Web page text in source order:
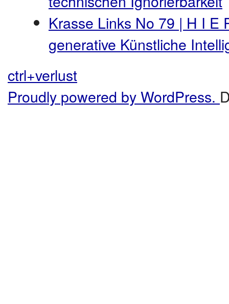
Krasse Links No 79 | H I E
generative Künstliche
ctrl+verlust
Proudly powered by WordPress.